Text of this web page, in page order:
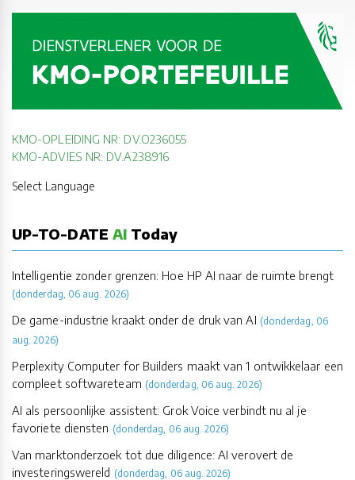
KMO-OPLEIDING NR: DV.O236055
KMO-ADVIES NR: DV.A238916
Select Language
UP-TO-DATE AI Today
Intelligentie zonder grenzen: Hoe HP AI naar de ruimte brengt
(donderdag, 06 aug. 2026)
De game-industrie kraakt onder de druk van AI (donderdag, 06
aug. 2026)
Perplexity Computer for Builders maakt van 1 ontwikkelaar een
compleet softwareteam (donderdag, 06 aug. 2026)
AI als persoonlijke assistent: Grok Voice verbindt nu al je
favoriete diensten (donderdag, 06 aug. 2026)
Van marktonderzoek tot due diligence: AI verovert de
investeringswereld (donderdag, 06 aug. 2026)